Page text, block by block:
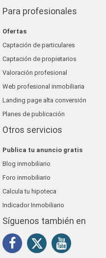
Para profesionales
Ofertas
Captación de particulares
Captación de propietarios
Valoración profesional
Web profesional inmobiliaria
Landing page alta conversión
Planes de publicación
Otros servicios
Publica tu anuncio gratis
Blog inmobiliario
Foro inmobiliario
Calcula tu hipoteca
Indicador Inmobiliario
Síguenos también en